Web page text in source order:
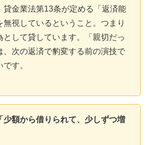
貸金業法第13条が定める「返済能
無視しているということ。つまり
として貸しています。「親切だっ
、次の返済で豹変する前の演技で
す。
少額から借りられて、少しずつ増